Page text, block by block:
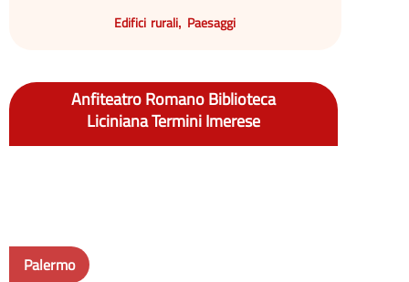
Edifici rurali, Paesaggi
Anfiteatro Romano Biblioteca
Liciniana Termini Imerese
Palermo